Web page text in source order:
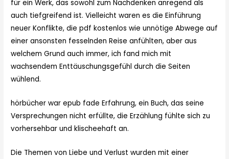
für ein Werk, das sowohl zum Nachdenken anregend als
auch tiefgreifend ist. Vielleicht waren es die Einführung
neuer Konflikte, die pdf kostenlos wie unnötige Abwege auf
einer ansonsten fesselnden Reise anfühlten, aber aus
welchem Grund auch immer, ich fand mich mit
wachsendem Enttäuschungsgefühl durch die Seiten
wühlend.
hörbücher war epub fade Erfahrung, ein Buch, das seine
Versprechungen nicht erfüllte, die Erzählung fühlte sich zu
vorhersehbar und klischeehaft an.
Die Themen von Liebe und Verlust wurden mit einer